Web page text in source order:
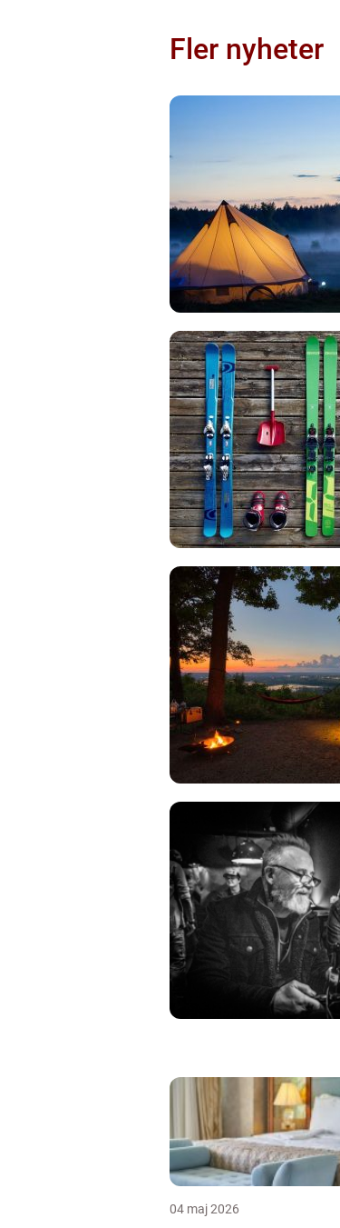
Fler nyheter
04 maj 2026